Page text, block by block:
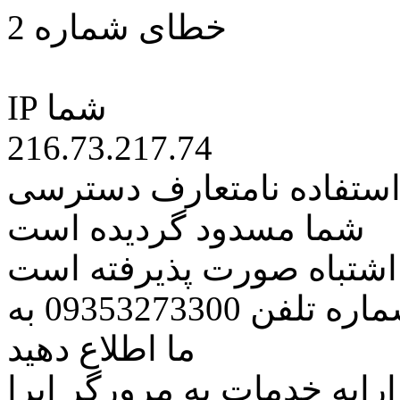
خطای شماره 2
IP شما
216.73.217.74
نامتعارف دسترسی
شما مسدود گردیده است
اشتباه صورت پذیرفته است
مراتب این مسئله را از طریق شماره تلفن 09353273300 به
ما اطلاع دهید
خدمات به مرورگر اپرا